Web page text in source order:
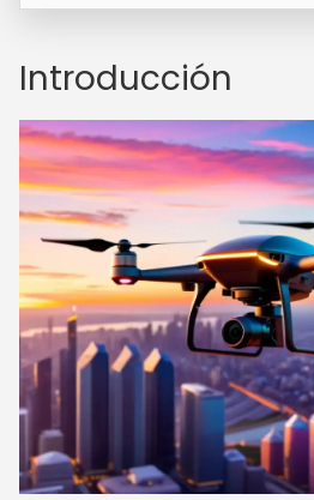
Introducción